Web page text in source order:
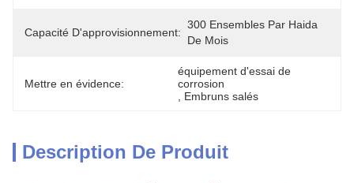
Capacité D'approvisionnement:
300 Ensembles Par Haida
De Mois
Mettre en évidence:
équipement d'essai de
corrosion
Embruns salés
Description De Produit